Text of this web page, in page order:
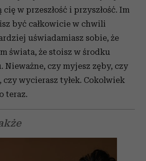
cię w przeszłość i przyszłość. Im
być całkowicie w chwili
uświadamiasz sobie, że
świata, że stoisz w środku
Nieważne, czy myjesz zęby, czy
wycierasz tyłek. Cokolwiek
teraz.